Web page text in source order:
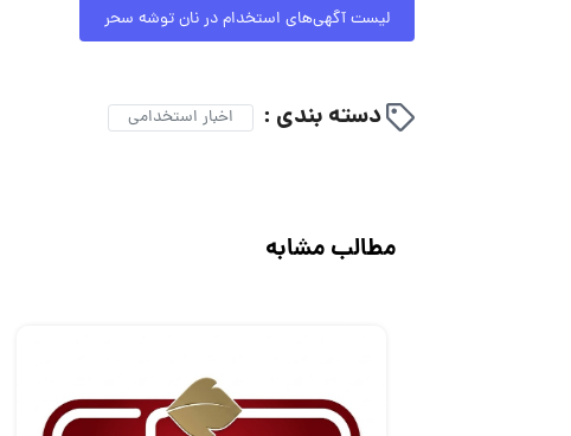
لیست آگهی‌های استخدام در نان توشه سحر
دسته بندی : اخبار استخدامی
مطالب مشابه